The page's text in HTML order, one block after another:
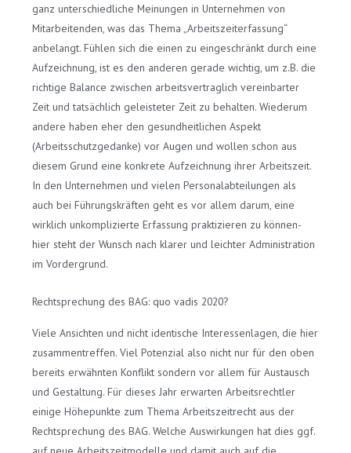
ganz unterschiedliche Meinungen in Unternehmen von
Mitarbeitenden, was das Thema „Arbeitszeiterfassung“
anbelangt. Fühlen sich die einen zu eingeschränkt durch eine
Aufzeichnung, ist es den anderen gerade wichtig, um z.B. die
richtige Balance zwischen arbeitsvertraglich vereinbarter
Zeit und tatsächlich geleisteter Zeit zu behalten. Wiederum
andere haben eher den gesundheitlichen Aspekt
(Arbeitsschutzgedanke) vor Augen und wollen schon aus
diesem Grund eine konkrete Aufzeichnung ihrer Arbeitszeit.
In den Unternehmen und vielen Personalabteilungen als
auch bei Führungskräften geht es vor allem darum, eine
wirklich unkomplizierte Erfassung praktizieren zu können-
hier steht der Wunsch nach klarer und leichter Administration
im Vordergrund.
Rechtsprechung des BAG: quo vadis 2020?
Viele Ansichten und nicht identische Interessenlagen, die hier
zusammentreffen. Viel Potenzial also nicht nur für den oben
bereits erwähnten Konflikt sondern vor allem für Austausch
und Gestaltung. Für dieses Jahr erwarten Arbeitsrechtler
einige Höhepunkte zum Thema Arbeitszeitrecht aus der
Rechtsprechung des BAG. Welche Auswirkungen hat dies ggf.